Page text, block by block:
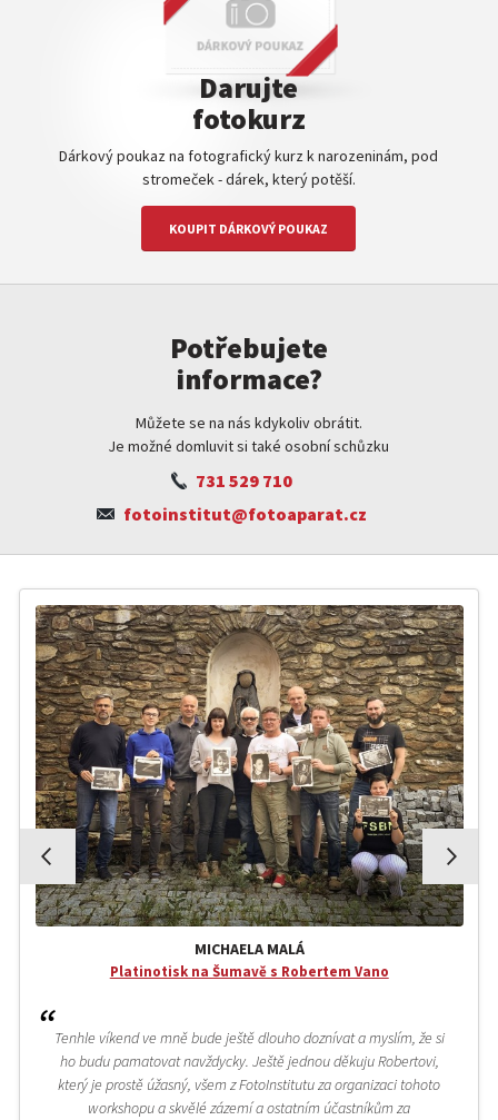
Darujte
fotokurz
Dárkový poukaz na fotografický kurz k narozeninám, pod
stromeček - dárek, který potěší.
KOUPIT DÁRKOVÝ POUKAZ
Potřebujete
informace?
Můžete se na nás kdykoliv obrátit.
Je možné domluvit si také osobní schůzku
731 529 710
fotoinstitut@fotoaparat.cz
MICHAELA MALÁ
Platinotisk na Šumavě s Robertem Vano
Tenhle víkend ve mně bude ještě dlouho doznívat a myslím, že si
ho budu pamatovat navždycky. Ještě jednou děkuju Robertovi,
který je prostě úžasný, všem z FotoInstitutu za organizaci tohoto
workshopu a skvělé zázemí a ostatním účastníkům za